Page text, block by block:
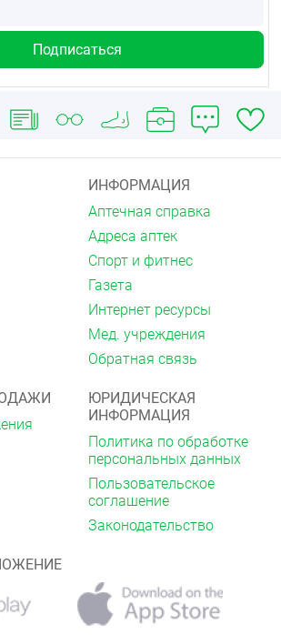
ИНФОРМАЦИЯ
Аптечная справка
Адреса аптек
Спорт и фитнес
Газета
Интернет ресурсы
Мед. учреждения
Обратная связь
ЮРИДИЧЕСКАЯ
ИНФОРМАЦИЯ
Политика по обработке
персональных данных
Пользовательское
соглашение
Законодательство